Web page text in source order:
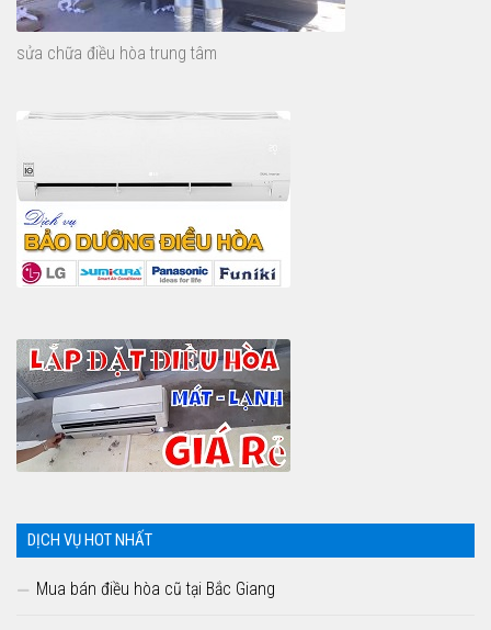
sửa chữa điều hòa trung tâm
DỊCH VỤ HOT NHẤT
Mua bán điều hòa cũ tại Bắc Giang